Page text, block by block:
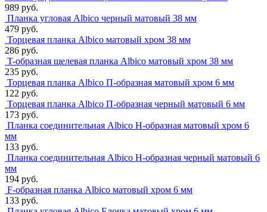
989 руб.
Планка угловая Albico черный матовый 38 мм
479 руб.
Торцевая планка Albico матовый хром 38 мм
286 руб.
T-образная щелевая планка Albico матовый хром 38 мм
235 руб.
Торцевая планка Albico П-образная матовый хром 6 мм
122 руб.
Торцевая планка Albico П-образная черный матовый 6 мм
173 руб.
Планка соединительная Albico Н-образная матовый хром 6
мм
133 руб.
Планка соединительная Albico Н-образная черный матовый 6
мм
194 руб.
F-образная планка Albico матовый хром 6 мм
133 руб.